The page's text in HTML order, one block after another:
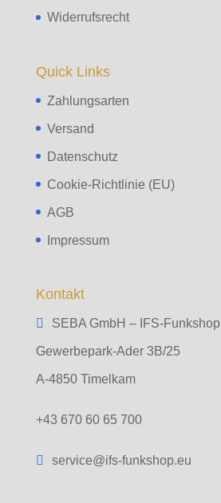
Widerrufsrecht
Quick Links
Zahlungsarten
Versand
Datenschutz
Cookie-Richtlinie (EU)
AGB
Impressum
Kontakt
SEBA GmbH – IFS-Funkshop
Gewerbepark-Ader 3B/25
A-4850 Timelkam
+43 670 60 65 700
service@ifs-funkshop.eu